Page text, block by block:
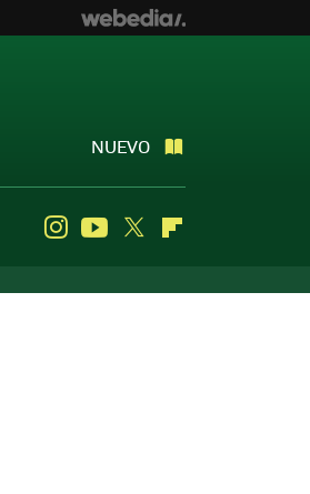
NUEVO
InstagramYoutube
Twitter